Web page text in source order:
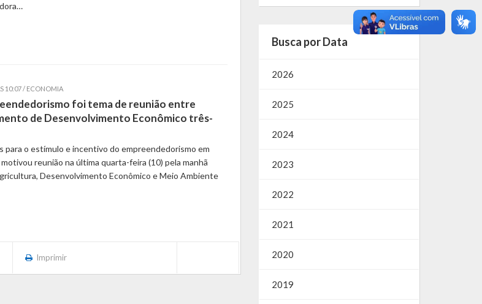
10:07 / ECONOMIA
foi tema de reunião entre
de Desenvolvimento Econômico três-
para o estímulo e incentivo do empreendedorismo em
reunião na última quarta-feira (10) pela manhã
Desenvolvimento Econômico e Meio Ambiente
Imprimir
Busca por Data
2026
2025
2024
2023
2022
2021
2020
2019